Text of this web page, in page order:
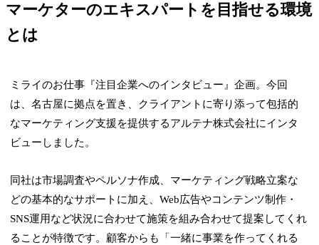
マーケターのエキスパートを目指せる環境
とは
ミライのお仕事『注目企業へのインタビュー』企画。今回
は、名古屋に拠点を置き、クライアントに寄り添って包括的
なマーケティング支援を提供するアルテナ株式会社にインタ
ビューしました。
同社は市場調査やペルソナ作成、マーケティング戦略立案な
どの基本的なサポートに加え、Web広告やコンテンツ制作・
SNS運用など状況に合わせて施策を組み合わせて提案してくれ
ることが特徴です。顧客からも「一緒に事業を作ってくれる